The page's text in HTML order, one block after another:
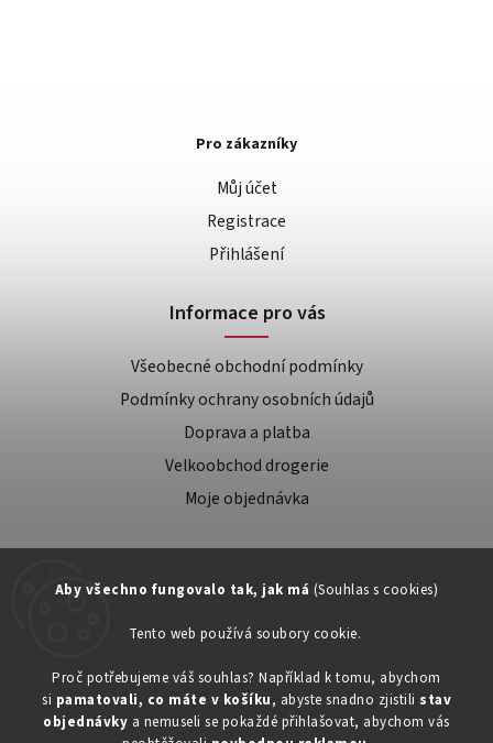
Aby všechno fungovalo tak, jak má (Souhlas s cookies)
Tento web používá soubory cookie.
Proč potřebujeme váš souhlas? Například k tomu, abychom
si pamatovali, co máte v košíku, abyste snadno zjistili stav
objednávky a nemuseli se pokaždé přihlašovat, abychom vás
734603917
Pro zákazníky
Můj účet
Registrace
Přihlášení
Informace pro vás
Všeobecné obchodní podmínky
Podmínky ochrany osobních údajů
Doprava a platba
Velkoobchod drogerie
Moje objednávka